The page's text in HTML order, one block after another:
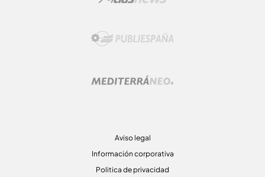
Aviso legal
Información corporativa
Politica de privacidad